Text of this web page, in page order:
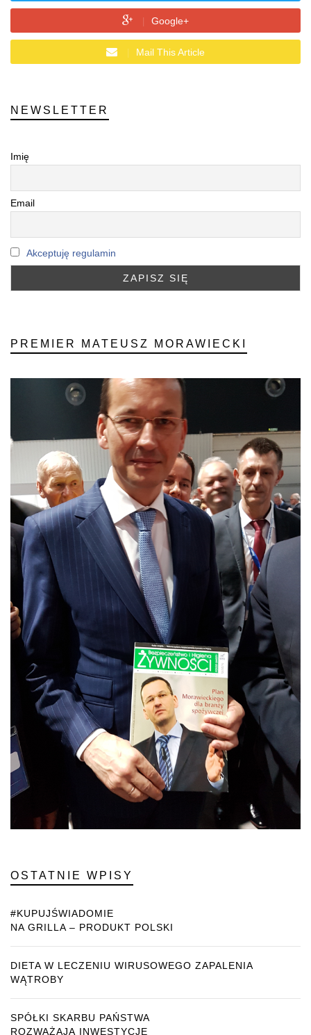
Google+
Mail This Article
NEWSLETTER
Imię
Email
Akceptuję regulamin
PREMIER MATEUSZ MORAWIECKI
OSTATNIE WPISY
#KUPUJŚWIADOMIE
NA GRILLA – PRODUKT POLSKI
DIETA W LECZENIU WIRUSOWEGO ZAPALENIA
WĄTROBY
SPÓŁKI SKARBU PAŃSTWA
ROZWAŻAJĄ INWESTYCJE